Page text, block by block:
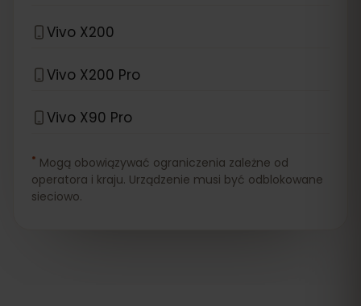
Vivo X200
Vivo X200 Pro
Vivo X90 Pro
* Mogą obowiązywać ograniczenia zależne od
operatora i kraju. Urządzenie musi być odblokowane
sieciowo.